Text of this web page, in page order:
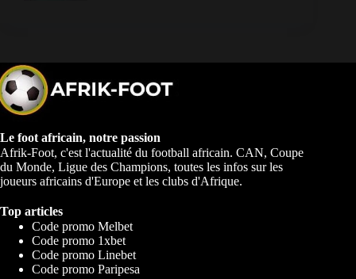
Le foot africain, notre passion
Afrik-Foot, c'est l'actualité du football africain. CAN, Coupe
du Monde, Ligue des Champions, toutes les infos sur les
joueurs africains d'Europe et les clubs d'Afrique.
Top articles
Code promo Melbet
Code promo 1xbet
Code promo Linebet
Code promo Paripesa